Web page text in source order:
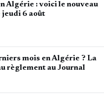
Algérie : voici le nouveau
jeudi 6 août
mois en Algérie ? La
règlement au Journal